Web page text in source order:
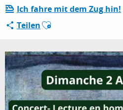
ESPACE PRO
Ich fahre mit dem Zug hin!
TeilenAjouter aux favoris